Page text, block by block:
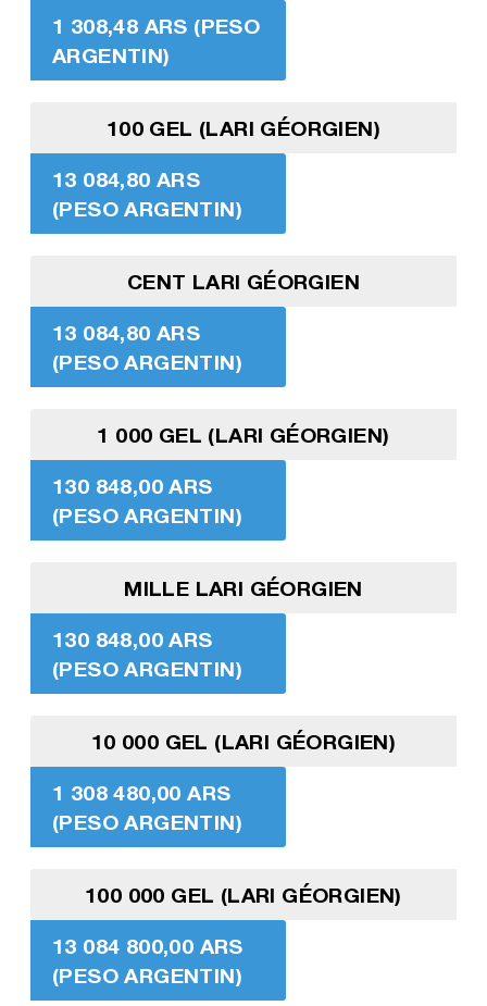
1 308,48 ARS (PESO
ARGENTIN)
100 GEL (LARI GÉORGIEN)
13 084,80 ARS
(PESO ARGENTIN)
CENT LARI GÉORGIEN
13 084,80 ARS
(PESO ARGENTIN)
1 000 GEL (LARI GÉORGIEN)
130 848,00 ARS
(PESO ARGENTIN)
MILLE LARI GÉORGIEN
130 848,00 ARS
(PESO ARGENTIN)
10 000 GEL (LARI GÉORGIEN)
1 308 480,00 ARS
(PESO ARGENTIN)
100 000 GEL (LARI GÉORGIEN)
13 084 800,00 ARS
(PESO ARGENTIN)